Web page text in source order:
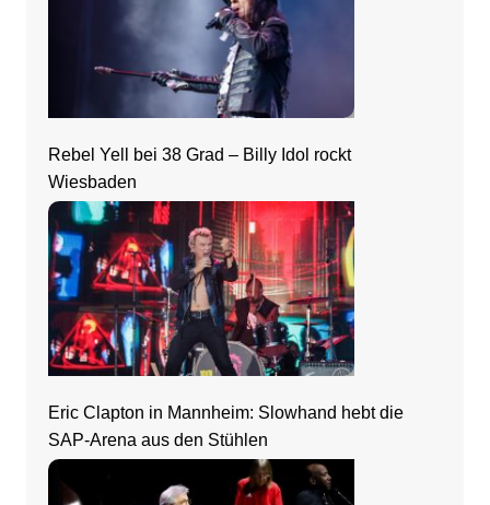
Rebel Yell bei 38 Grad – Billy Idol rockt
Wiesbaden
Eric Clapton in Mannheim: Slowhand hebt die
SAP-Arena aus den Stühlen